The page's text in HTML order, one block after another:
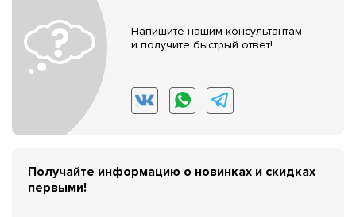
Напишите нашим консультантам
и получите быстрый ответ!
Получайте информацию о новинках и скидках
первыми!